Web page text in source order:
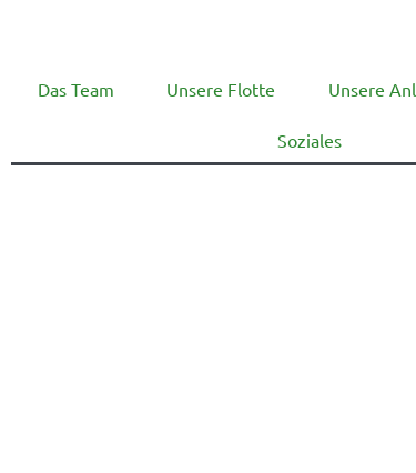
Das Team Unsere Flotte Unsere
Soziales